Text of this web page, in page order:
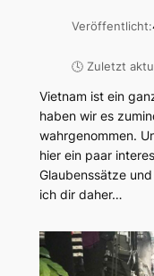
Veröffentlicht:
🕓 Zuletzt
Vietnam ist ein
haben wir es
wahrgenommen.
hier ein paar
Glaubenssätze
ich dir daher…